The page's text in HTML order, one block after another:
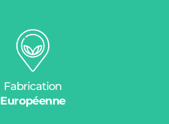
Fabrication
Européenne